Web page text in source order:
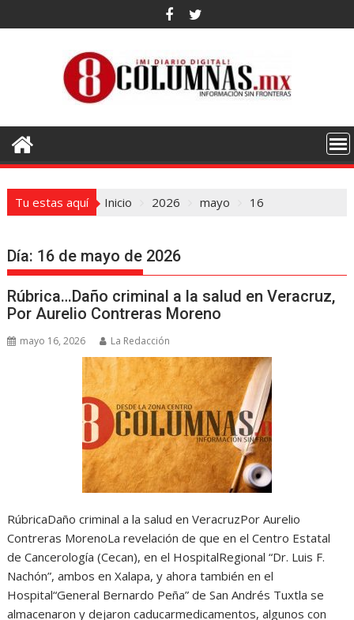
al
Tu estas aquí Inicio 2026 mayo 16
Día: 16 de mayo de 2026
Rúbrica…Daño criminal a la salud en Veracruz,
Por Aurelio Contreras Moreno
mayo 16, 2026 La Redacción
RúbricaDaño criminal a la salud en VeracruzPor Aurelio
Contreras MorenoLa revelación de que en el Centro Estatal
de Cancerología (Cecan), en el HospitalRegional “Dr. Luis F.
Nachón”, ambos en Xalapa, y ahora también en el
Hospital“General Bernardo Peña” de San Andrés Tuxtla se
almacenaron y dejaron caducarmedicamentos, algunos con